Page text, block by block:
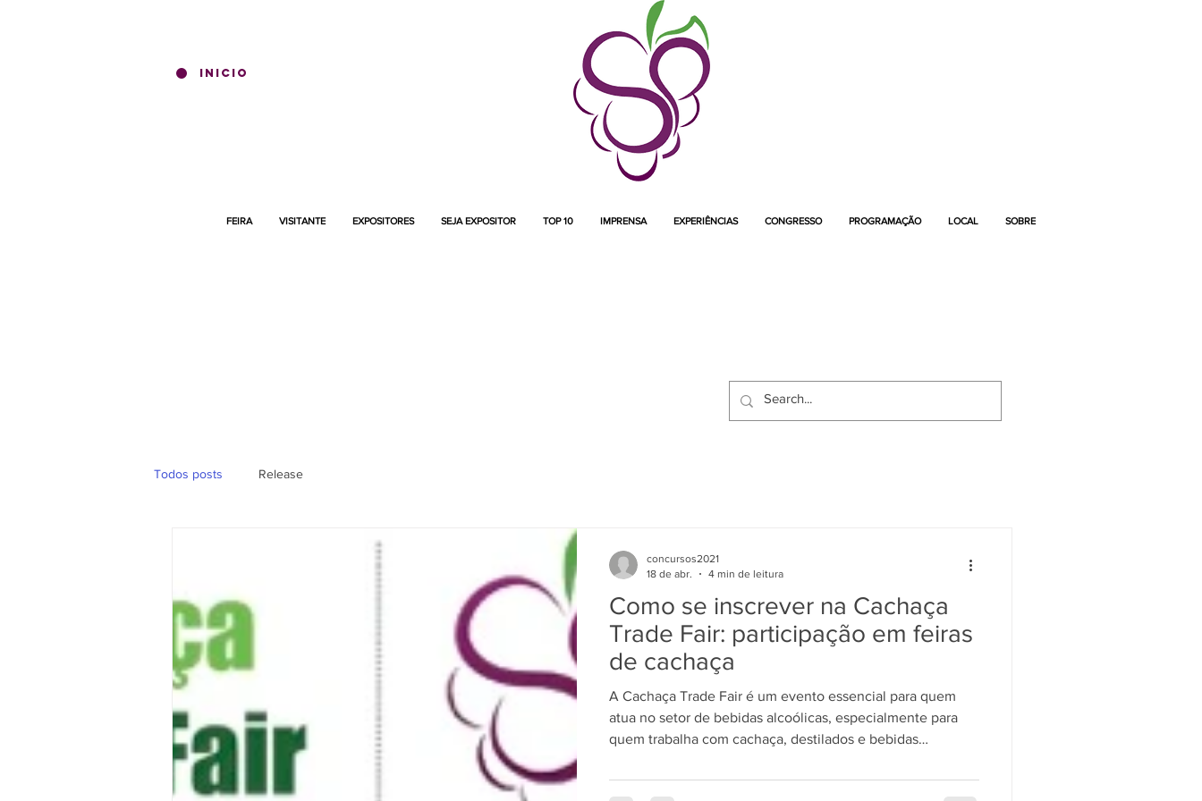
INICIO
FEIRA VISITANTE EXPOSITORES SEJA EXPOSITOR TOP 10 IMPRENSA EXPERIÊNCIAS CONGRESSO PROGRAMAÇÃO LOCAL SOBRE
Todos posts Release
Como se inscrever na Cachaça
Trade Fair: participação em feiras
de cachaça
A Cachaça Trade Fair é um evento essencial para quem
atua no setor de bebidas alcoólicas, especialmente para
quem trabalha com cachaça, destilados e bebidas
para ampliar contatos, fechar negócios e conhecer as
concursos2021
18 de abr.
4 min de leitura